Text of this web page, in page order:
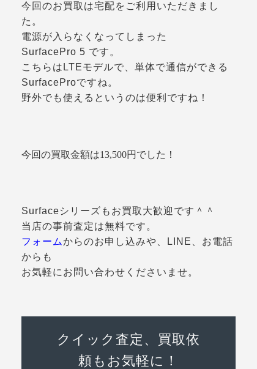
今回のお買取は宅配をご利用いただきまし
た。
電源が入らなくなってしまった
SurfacePro 5 です。
こちらはLTEモデルで、単体で通信ができる
SurfaceProですね。
野外でも使えるというのは便利ですね！
今回の買取金額は13,500円でした！
Surfaceシリーズもお買取大歓迎です＾＾
当店の事前査定は無料です。
フォームからのお申し込みや、LINE、お電話
からも
お気軽にお問い合わせくださいませ。
クイック査定、買取依
頼もお気軽に！